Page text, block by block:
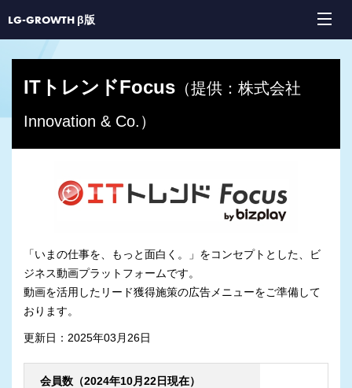
LG-GROWTH β版
ITトレンドFocus （提供：株式会社
Innovation & Co.）
「いまの仕事を、もっと面白く。」をコンセプトとした、ビ
ジネス動画プラットフォームです。
動画を活用したリード獲得施策の広告メニューをご準備して
おります。
更新日：2025年03月26日
会員数（2024年10月22日現在）